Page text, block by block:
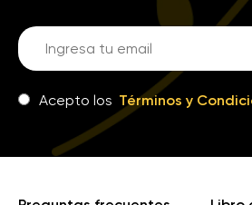
Acepto los Términos y